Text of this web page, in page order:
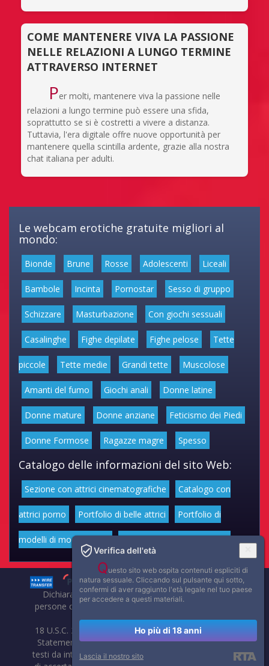
COME MANTENERE VIVA LA PASSIONE
NELLE RELAZIONI A LUNGO TERMINE
ATTRAVERSO INTERNET
Per molti, mantenere viva la passione nelle
relazioni a lungo termine può essere una sfida,
soprattutto se si è costretti a vivere a distanza.
Tuttavia, l'era digitale offre nuove opportunità per
mantenere quella scintilla ardente, grazie alla nostra
chat italiana per adulti.
Le webcam erotiche gratuite migliori al
mondo:
Bionde Brune Rosse Adolescenti Liceali
Bambole Incinta Pornostar Sesso di gruppo
Schizzare Masturbazione Con giochi sessuali
Casalinghe Fighe depilate Fighe pelose Tette
piccole Tette medie Grandi tette Muscolose
Amanti del fumo Giochi anali Donne latine
Donne mature Donne anziane Feticismo dei Piedi
Donne Formose Ragazze magre Spesso
Catalogo delle informazioni del sito Web:
Sezione con attrici cinematografiche Catalogo con
attrici porno Portfolio di belle attrici Portfolio di
modelli di moda volgari
Dichiarazione di non responsabilità: tutti i membri e le
persone che compaiono su questo sito hanno almeno 18
anni.
18 U.S.C. 2257 Record-Keeping Requirements Compliance
Statement. Affaritaliani, prima di pubblicare foto, video o
testi da internet, compie tutte le opportune verifiche al fine
Verifica dell'età
Questo sito web ospita contenuti espliciti di
natura sessuale. Cliccando sul pulsante qui sotto,
confermi di aver raggiunto l'età legale nel tuo paese
per accedere a questi materiali.
Ho più di 18 anni
Lascia il nostro sito